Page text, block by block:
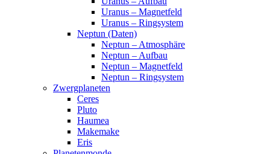
Uranus – Magnetfeld
Uranus – Ringsystem
Neptun (Daten)
Neptun – Atmosphäre
Neptun – Aufbau
Neptun – Magnetfeld
Neptun – Ringsystem
Zwergplaneten
Ceres
Pluto
Haumea
Makemake
Eris